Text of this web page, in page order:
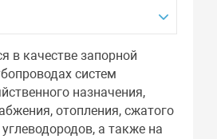
в качестве запорной
систем
назначения,
отопления, сжатого
а также на